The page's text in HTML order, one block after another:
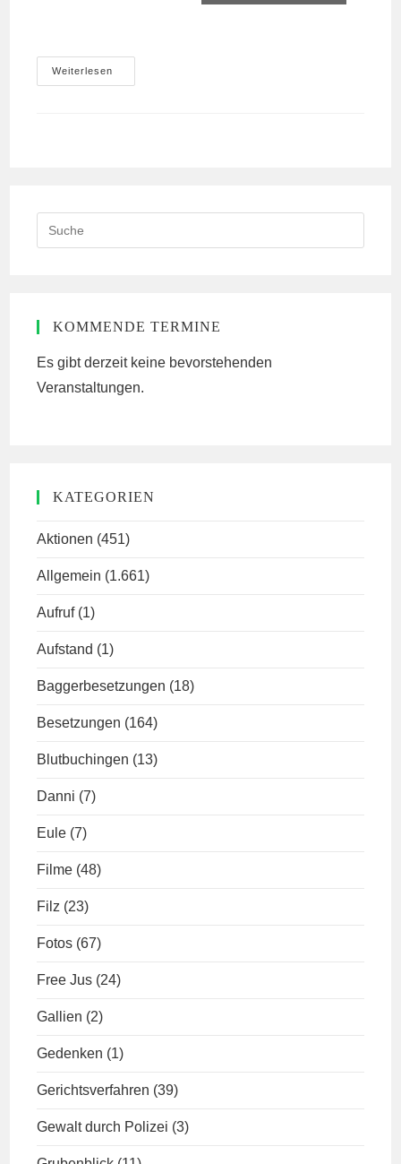
Weiterlesen
In
this
KOMMENDE TERMINE
Es gibt derzeit keine bevorstehenden
Veranstaltungen.
KATEGORIEN
Aktionen (451)
Allgemein (1.661)
Aufruf (1)
Aufstand (1)
Baggerbesetzungen (18)
Besetzungen (164)
Blutbuchingen (13)
Danni (7)
Eule (7)
Filme (48)
Filz (23)
Fotos (67)
Free Jus (24)
Gallien (2)
Gedenken (1)
Gerichtsverfahren (39)
Gewalt durch Polizei (3)